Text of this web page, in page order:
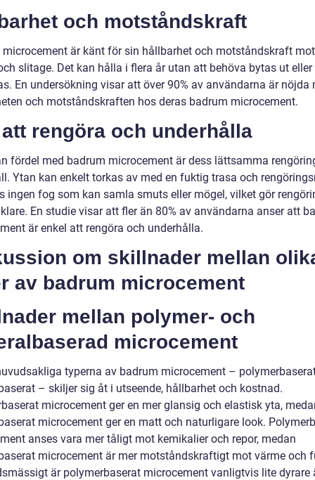
och motståndskraft
microcement är känt för sin hållbarhet och motståndskraft
slitage. Det kan hålla i flera år utan att behöva bytas ut eller
En undersökning visar att över 90% av användarna är nöjda
och motståndskraften hos deras badrum microcement.
rengöra och underhålla
fördel med badrum microcement är dess lättsamma
Ytan kan enkelt torkas av med en fuktig trasa och
ingen fog som kan samla smuts eller mögel, vilket gör
En studie visar att fler än 80% av användarna anser att
är enkel att rengöra och underhålla.
om skillnader mellan
av badrum microcement
mellan polymer- och
microcement
typerna av badrum microcement –
– skiljer sig åt i utseende, hållbarhet och kostnad.
microcement ger en mer glansig och elastisk yta,
microcement ger en matt och naturligare look.
anses vara mer tåligt mot kemikalier och repor, medan
microcement är mer motståndskraftigt mot värme och
är polymerbaserat microcement vanligtvis lite dyrare